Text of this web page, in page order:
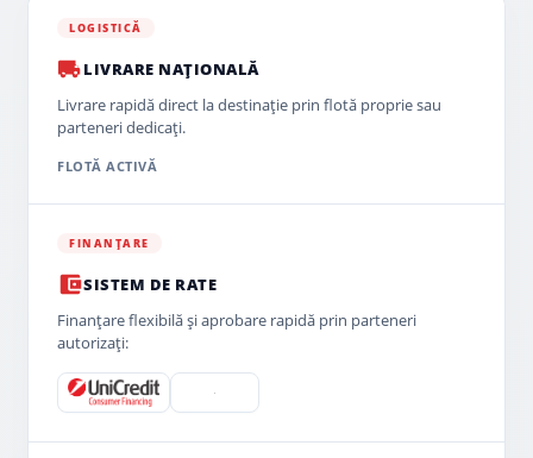
LOGISTICĂ
LIVRARE NAȚIONALĂ
Livrare rapidă direct la destinație prin flotă proprie sau
parteneri dedicați.
FLOTĂ ACTIVĂ
FINANȚARE
SISTEM DE RATE
Finanțare flexibilă și aprobare rapidă prin parteneri
autorizați: